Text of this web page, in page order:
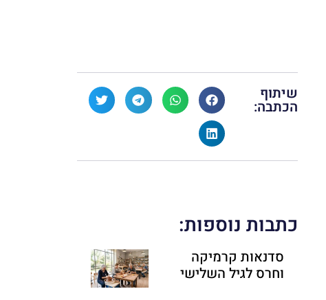
שיתוף
הכתבה:
כתבות נוספות:
סדנאות קרמיקה
וחרס לגיל השלישי